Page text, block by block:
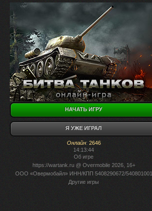
НАЧАТЬ ИГРУ
Я УЖЕ ИГРАЛ
Онлайн: 2646
14:13:44
Об игре
https://wartank.ru@ Overmobile 2026, 16+
ООО «Овермобайл» ИНН/КПП 5408290672/540801001
Другие игры